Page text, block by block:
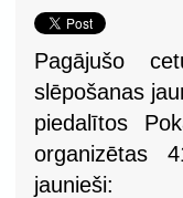
Pagājušo
slēpošanas
piedalītos
organizētas
jaunieši: